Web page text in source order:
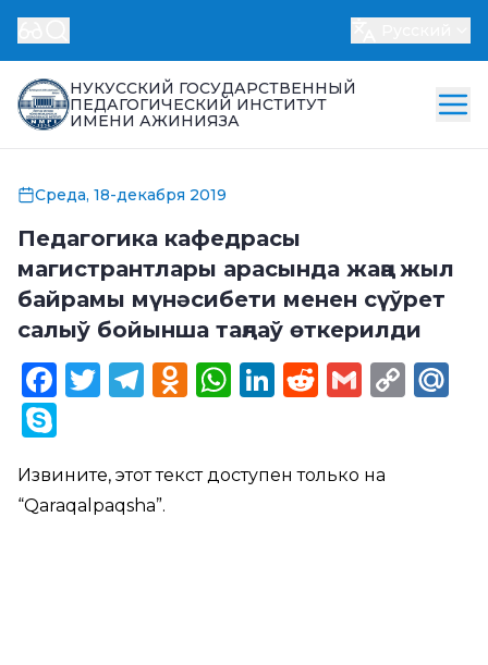
НУКУССКИЙ ГОСУДАРСТВЕННЫЙ
ПЕДАГОГИЧЕСКИЙ ИНСТИТУТ
ИМЕНИ АЖИНИЯЗА
Среда, 18-декабря 2019
Педагогика кафедрасы
магистрантлары арасында жаңа жыл
байрамы мүнәсибети менен сүўрет
салыў бойынша таңлаў өткерилди
Facebook
Twitter
Telegram
Odnoklassniki
WhatsApp
LinkedIn
Reddit
Gmail
Извините, этот текст доступен только на
“Qaraqalpaqsha”.